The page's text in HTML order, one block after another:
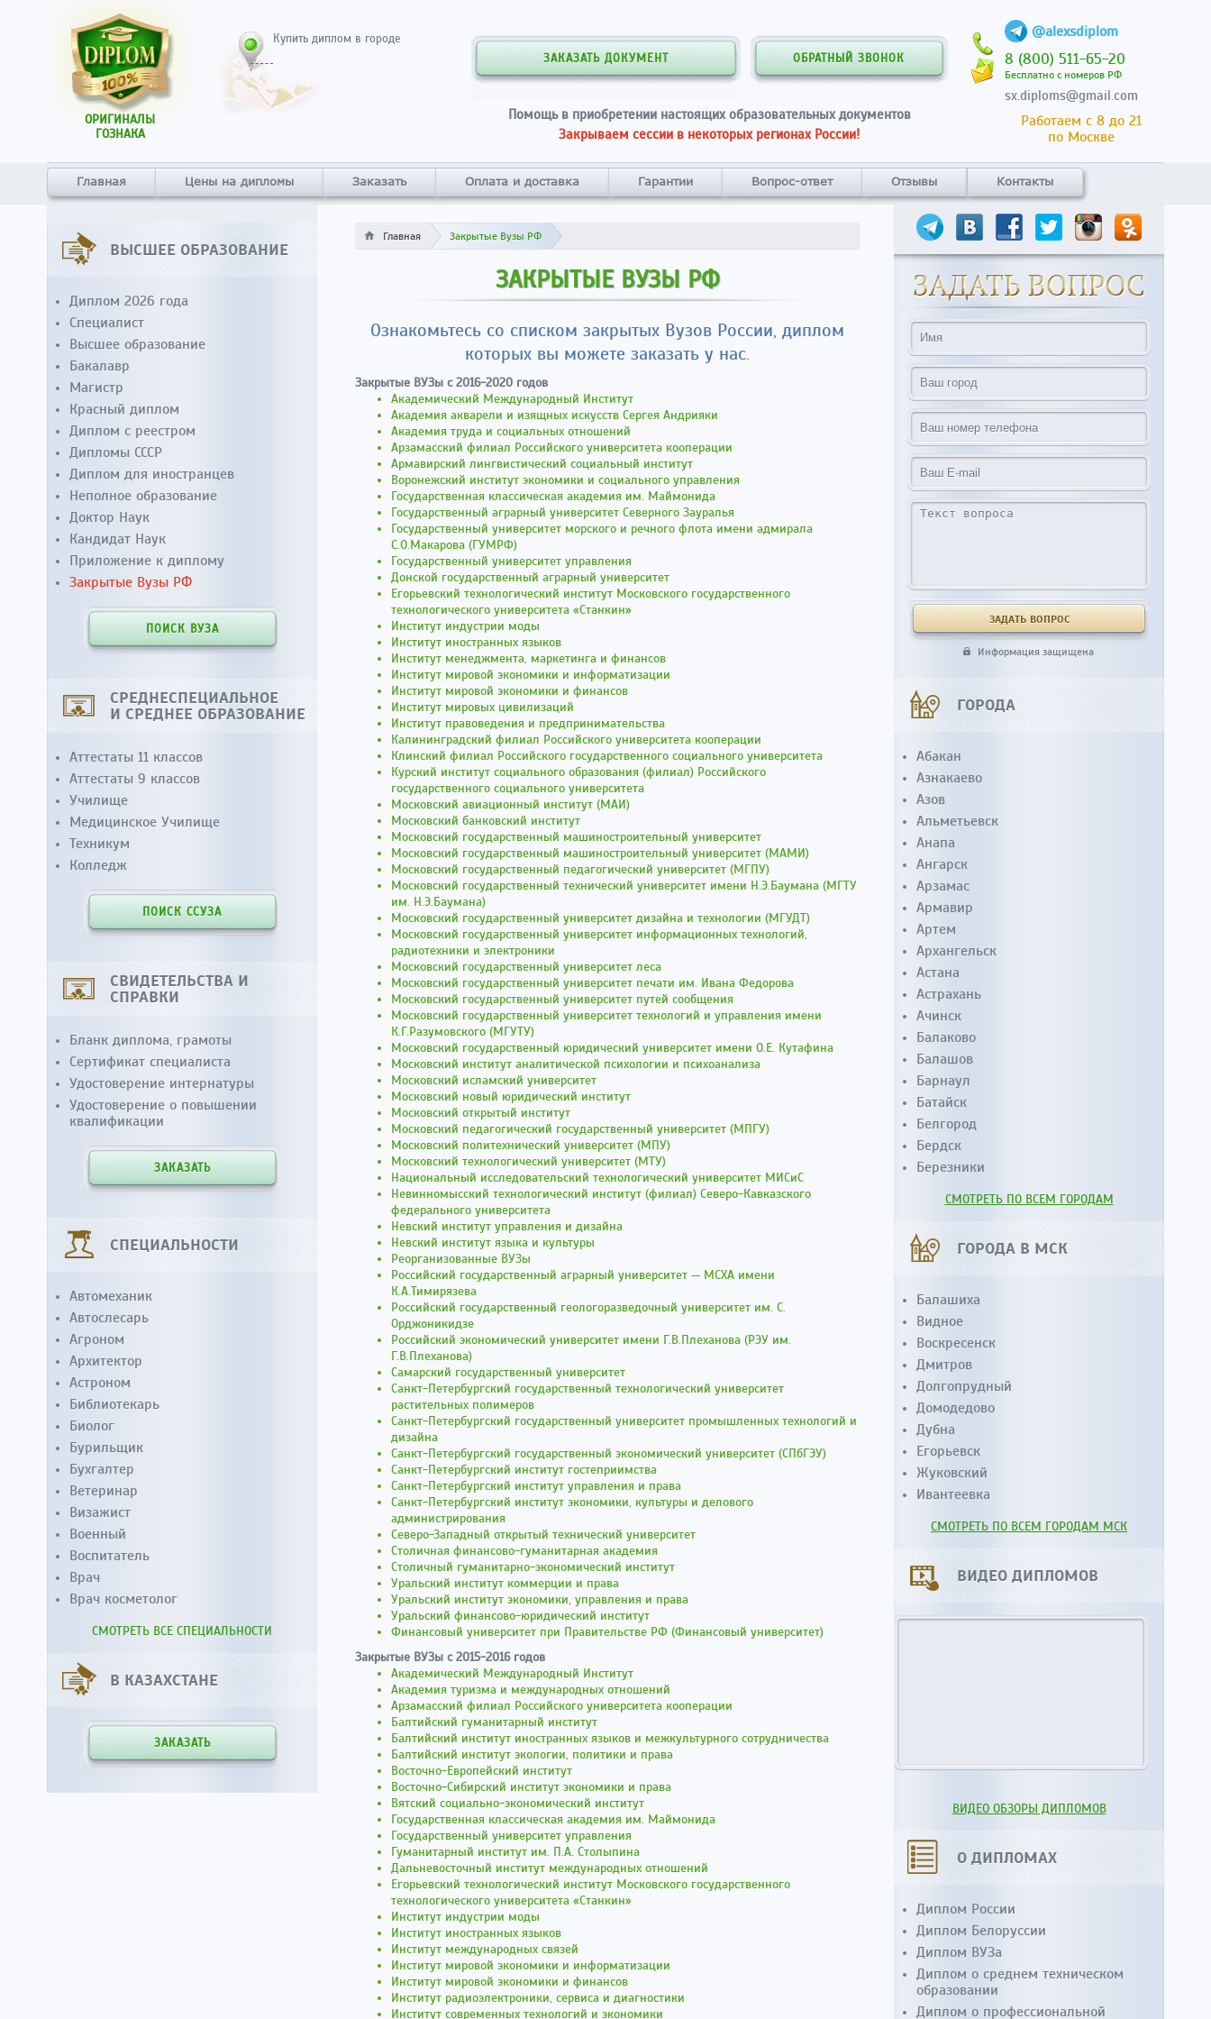
ОРИГИНАЛЫ
ГОЗНАКА
Купить диплом в городе @alexsdiplom
8 (800) 511-65-20
Бесплатно с номеров РФ
sx.diploms@gmail.com
Работаем с 8 до 21
по Москве
ЗАКАЗАТЬ ДОКУМЕНТ ОБРАТНЫЙ ЗВОНОК
Помощь в приобретении настоящих образовательных документов
Закрываем сессии в некоторых регионах России!
Главная Цены на дипломы Заказать Оплата и доставка Гарантии Вопрос-ответ Отзывы Контакты
Главная Закрытые Вузы РФ
ЗАКРЫТЫЕ ВУЗЫ РФ
Ознакомьтесь со списком закрытых Вузов России, диплом
которых вы можете заказать у нас.
Закрытые ВУЗы с 2016-2020 годов
Академический Международный Институт
Академия акварели и изящных искусств Сергея Андрияки
Академия труда и социальных отношений
Арзамасский филиал Российского университета кооперации
Армавирский лингвистический социальный институт
Воронежский институт экономики и социального управления
Государственная классическая академия им. Маймонида
Государственный аграрный университет Северного Зауралья
Государственный университет морского и речного флота имени адмирала
С.О.Макарова (ГУМРФ)
Государственный университет управления
Донской государственный аграрный университет
Егорьевский технологический институт Московского государственного
технологического университета «Станкин»
Институт индустрии моды
Институт иностранных языков
Институт менеджмента, маркетинга и финансов
Институт мировой экономики и информатизации
Институт мировой экономики и финансов
Институт мировых цивилизаций
Институт правоведения и предпринимательства
Калининградский филиал Российского университета кооперации
Клинский филиал Российского государственного социального университета
Курский институт социального образования (филиал) Российского
государственного социального университета
Московский авиационный институт (МАИ)
Московский банковский институт
Московский государственный машиностроительный университет
Московский государственный машиностроительный университет (МАМИ)
Московский государственный педагогический университет (МГПУ)
Московский государственный технический университет имени Н.Э.Баумана (МГТУ
им. Н.Э.Баумана)
Московский государственный университет дизайна и технологии (МГУДТ)
Московский государственный университет информационных технологий,
радиотехники и электроники
Московский государственный университет леса
Московский государственный университет печати им. Ивана Федорова
Московский государственный университет путей сообщения
Московский государственный университет технологий и управления имени
К.Г.Разумовского (МГУТУ)
Московский государственный юридический университет имени О.Е. Кутафина
Московский институт аналитической психологии и психоанализа
Московский исламский университет
Московский новый юридический институт
Московский открытый институт
Московский педагогический государственный университет (МПГУ)
Московский политехнический университет (МПУ)
Московский технологический университет (МТУ)
Национальный исследовательский технологический университет МИСиС
Невинномысский технологический институт (филиал) Северо-Кавказского
федерального университета
Невский институт управления и дизайна
Невский институт языка и культуры
Реорганизованные ВУЗы
Российский государственный аграрный университет — МСХА имени
К.А.Тимирязева
Российский государственный геологоразведочный университет им. С.
Орджоникидзе
Российский экономический университет имени Г.В.Плеханова (РЭУ им.
Г.В.Плеханова)
Самарский государственный университет
Санкт-Петербургский государственный технологический университет
растительных полимеров
Санкт-Петербургский государственный университет промышленных технологий и
дизайна
Санкт-Петербургский государственный экономический университет (СПбГЭУ)
Санкт-Петербургский институт гостеприимства
Санкт-Петербургский институт управления и права
Санкт-Петербургский институт экономики, культуры и делового
администрирования
Северо-Западный открытый технический университет
Столичная финансово-гуманитарная академия
Столичный гуманитарно-экономический институт
Уральский институт коммерции и права
Уральский институт экономики, управления и права
Уральский финансово-юридический институт
Финансовый университет при Правительстве РФ (Финансовый университет)
Закрытые ВУЗы с 2015-2016 годов
Академический Международный Институт
Академия туризма и международных отношений
Арзамасский филиал Российского университета кооперации
Балтийский гуманитарный институт
Балтийский институт иностранных языков и межкультурного сотрудничества
Балтийский институт экологии, политики и права
Восточно-Европейский институт
Восточно-Сибирский институт экономики и права
Вятский социально-экономический институт
Государственная классическая академия им. Маймонида
Государственный университет управления
Гуманитарный институт им. П.А. Столыпина
Дальневосточный институт международных отношений
Егорьевский технологический институт Московского государственного
технологического университета «Станкин»
Институт индустрии моды
Институт иностранных языков
Институт международных связей
Институт мировой экономики и информатизации
Институт мировой экономики и финансов
Институт радиоэлектроники, сервиса и диагностики
Институт современных технологий и экономики
ВЫСШЕЕ ОБРАЗОВАНИЕ
Диплом 2026 года
Специалист
Высшее образование
Бакалавр
Магистр
Красный диплом
Диплом с реестром
Дипломы СССР
Диплом для иностранцев
Неполное образование
Доктор Наук
Кандидат Наук
Приложение к диплому
Закрытые Вузы РФ
ПОИСК ВУЗА
СРЕДНЕСПЕЦИАЛЬНОЕ
И СРЕДНЕЕ ОБРАЗОВАНИЕ
Аттестаты 11 классов
Аттестаты 9 классов
Училище
Медицинское Училище
Техникум
Колледж
ПОИСК ССУЗА
СВИДЕТЕЛЬСТВА И
СПРАВКИ
Бланк диплома, грамоты
Сертификат специалиста
Удостоверение интернатуры
Удостоверение о повышении
квалификации
ЗАКАЗАТЬ
СПЕЦИАЛЬНОСТИ
Автомеханик
Автослесарь
Агроном
Архитектор
Астроном
Библиотекарь
Биолог
Бурильщик
Бухгалтер
Ветеринар
Визажист
Военный
Воспитатель
Врач
Врач косметолог
СМОТРЕТЬ ВСЕ СПЕЦИАЛЬНОСТИ
В КАЗАХСТАНЕ
ЗАКАЗАТЬ
Информация защищена
ГОРОДА
Абакан
Азнакаево
Азов
Альметьевск
Анапа
Ангарск
Арзамас
Армавир
Артем
Архангельск
Астана
Астрахань
Ачинск
Балаково
Балашов
Барнаул
Батайск
Белгород
Бердск
Березники
СМОТРЕТЬ ПО ВСЕМ ГОРОДАМ
ГОРОДА В МСК
Балашиха
Видное
Воскресенск
Дмитров
Долгопрудный
Домодедово
Дубна
Егорьевск
Жуковский
Ивантеевка
СМОТРЕТЬ ПО ВСЕМ ГОРОДАМ МСК
ВИДЕО ДИПЛОМОВ
ВИДЕО ОБЗОРЫ ДИПЛОМОВ
О ДИПЛОМАХ
Диплом России
Диплом Белоруссии
Диплом ВУЗа
Диплом о среднем техническом
образовании
Диплом о профессиональной